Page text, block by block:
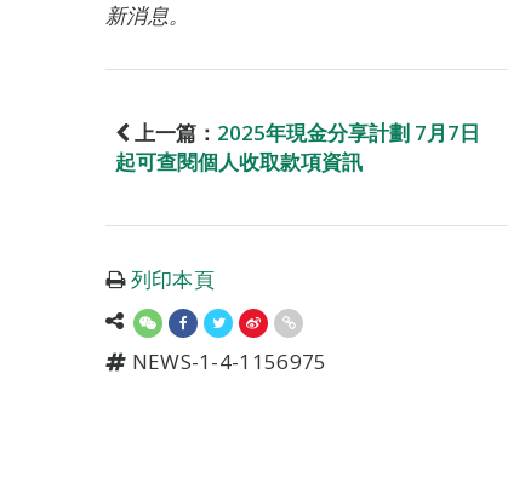
新消息。
上一篇： 2025年現金分享計劃 7月7日
起可查閱個人收取款項資訊
列印本頁
NEWS-1-4-1156975